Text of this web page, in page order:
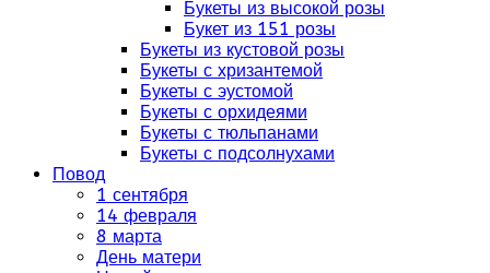
Букеты из высокой розы
Букет из 151 розы
Букеты из кустовой розы
Букеты с хризантемой
Букеты с эустомой
Букеты с орхидеями
Букеты с тюльпанами
Букеты с подсолнухами
Повод
1 сентября
14 февраля
8 марта
День матери